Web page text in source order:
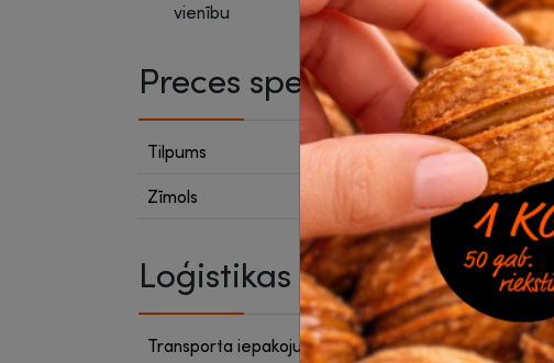
vienību
Preces specifikācija
Tilpums 600 ml
Zīmols Cido
Loģistikas dati
Transporta iepakojumā 12